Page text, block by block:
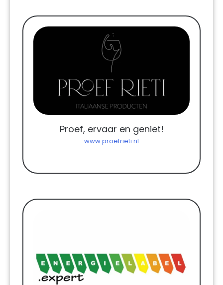
Proef, ervaar en geniet!
www.proefrieti.nl